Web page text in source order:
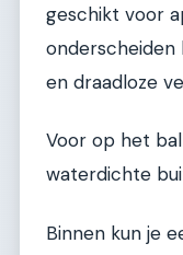
geschikt voor
en draadloze
Voor op het
waterdichte
Binnen kun je